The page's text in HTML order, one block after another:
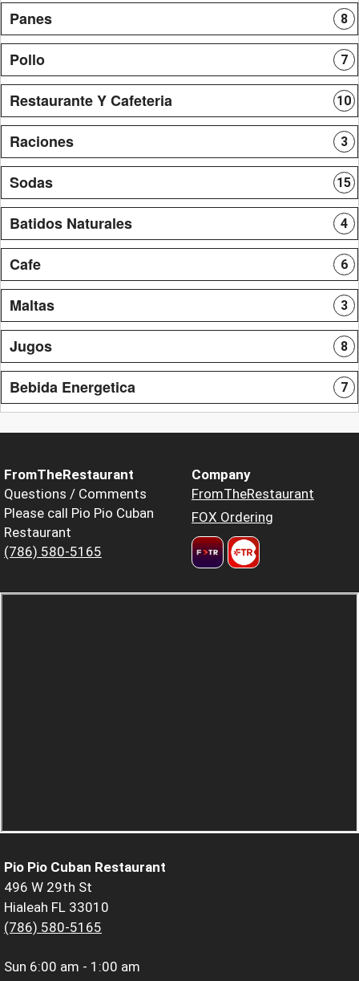
Panes 8
Pollo 7
Restaurante Y Cafeteria 10
Raciones 3
Sodas 15
Batidos Naturales 4
Cafe 6
Maltas 3
Jugos 8
Bebida Energetica 7
FromTheRestaurant
Questions / Comments
Please call Pio Pio Cuban
Restaurant
(786) 580-5165
Company
FromTheRestaurant
FOX Ordering
Pio Pio Cuban Restaurant
496 W 29th St
Hialeah FL 33010
(786) 580-5165
Sun 6:00 am - 1:00 am